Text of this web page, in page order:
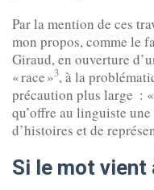
Par la mention de ces
mon propos, comme le
Giraud, en ouverture
« race »3, à la
précaution plus large :
qu’offre au linguiste
d’histoires et de
Si le mot vient